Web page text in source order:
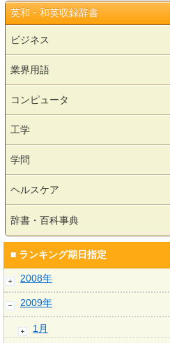
英和・和英収録辞書
ビジネス
業界用語
コンピュータ
工学
学問
ヘルスケア
辞書・百科事典
■ ランキング期日指定
2008年
2009年
1月